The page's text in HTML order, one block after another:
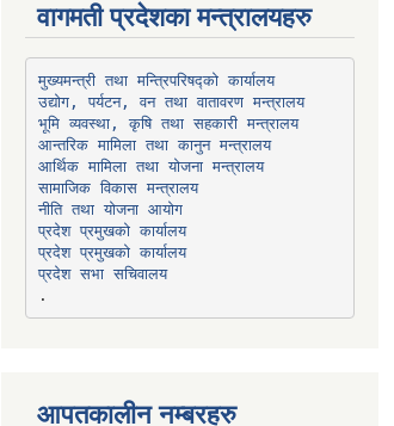
वागमती प्रदेशका मन्त्रालयहरु
मुख्यमन्त्री तथा मन्त्रिपरिषद्को कार्यालय
उद्योग, पर्यटन, वन तथा वातावरण मन्त्रालय
भूमि व्यवस्था, कृषि तथा सहकारी मन्त्रालय
आन्तरिक मामिला तथा कानुन मन्त्रालय
आर्थिक मामिला तथा योजना मन्त्रालय
सामाजिक विकास मन्त्रालय
नीति तथा योजना आयोग
प्रदेश प्रमुखको कार्यालय
प्रदेश प्रमुखको कार्यालय
प्रदेश सभा सचिवालय
आपतकालीन नम्बरहरु